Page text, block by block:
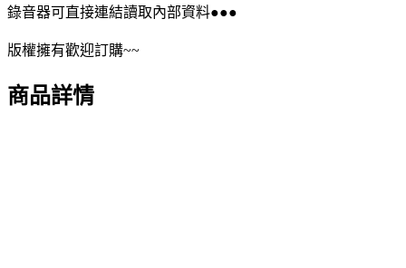
錄音器可直接連結讀取內部資料●●●
版權擁有歡迎訂購~~
商品詳情